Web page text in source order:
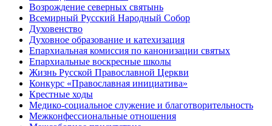
Возрождение северных святынь
Всемирный Русский Народный Собор
Духовенство
Духовное образование и катехизация
Епархиальная комиссия по канонизации святых
Епархиальные воскресные школы
Жизнь Русской Православной Церкви
Конкурс «Православная инициатива»
Крестные ходы
Медико-социальное служение и благотворительность
Межконфессиональные отношения